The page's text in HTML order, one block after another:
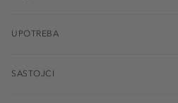
UPOTREBA
SASTOJCI